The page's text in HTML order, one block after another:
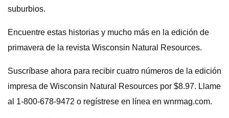
suburbios.
Encuentre estas historias y mucho más en la edición de
primavera de la revista Wisconsin Natural Resources.
Suscríbase ahora para recibir cuatro números de la edición
impresa de Wisconsin Natural Resources por $8.97. Llame
al 1-800-678-9472 o regístrese en línea en wnrmag.com.